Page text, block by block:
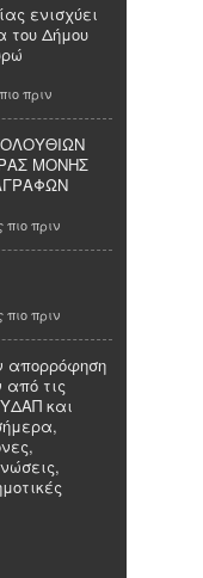
ενισχύει
του Δήμου
πιο πριν
ΜΟΝΗΣ
πιο πριν
πιο πριν
απορρόφηση
τις
και